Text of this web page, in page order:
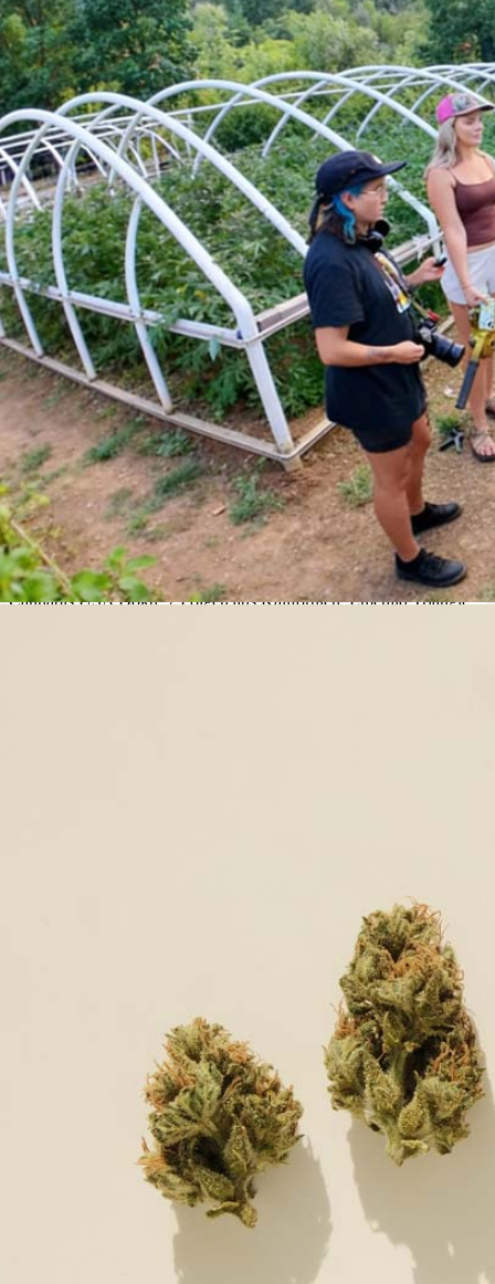
Cannabis USA Doku: 7 Folgen aus Kalifornien, Emerald Triangle,